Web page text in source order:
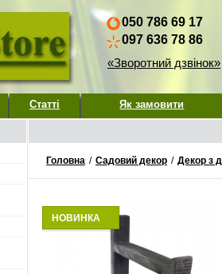
050 786 69 17
097 636 78 86
«Зворотний дзвінок»
Статті Як замовити
Головна / Садовий декор / Декор з
НОВИНКА